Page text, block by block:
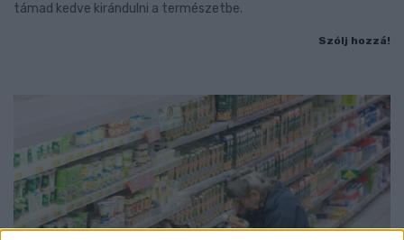
támad kedve kirándulni a természetbe.
Szólj hozzá!